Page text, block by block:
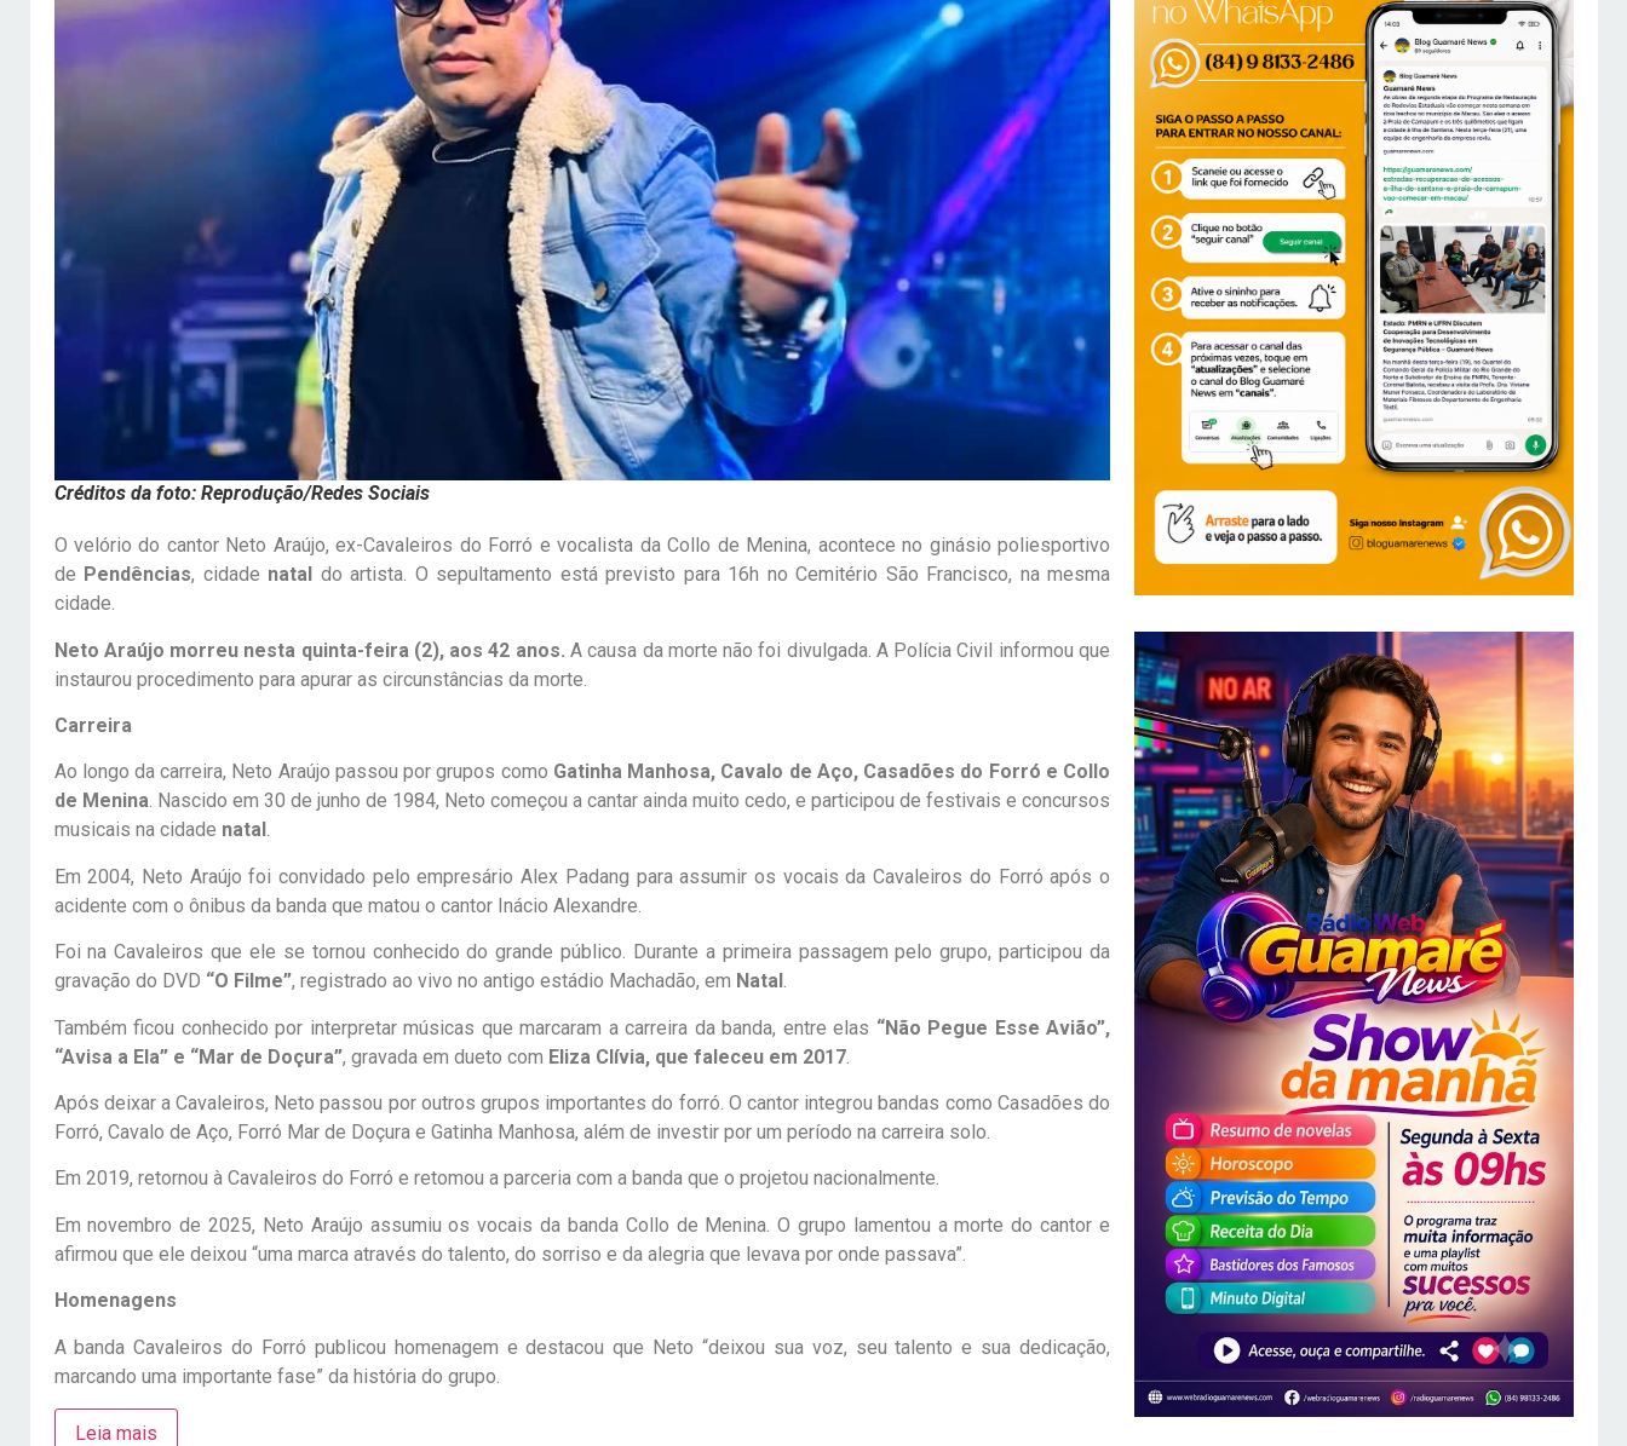
Créditos da foto: Reprodução/Redes Sociais
O velório do cantor Neto Araújo, ex-Cavaleiros do Forró e vocalista da Collo de Menina, acontece no ginásio poliesportivo
de Pendências, cidade natal do artista. O sepultamento está previsto para 16h no Cemitério São Francisco, na mesma
cidade.
Neto Araújo morreu nesta quinta-feira (2), aos 42 anos. A causa da morte não foi divulgada. A Polícia Civil informou que
instaurou procedimento para apurar as circunstâncias da morte.
Carreira
Ao longo da carreira, Neto Araújo passou por grupos como Gatinha Manhosa, Cavalo de Aço, Casadões do Forró e Collo
de Menina. Nascido em 30 de junho de 1984, Neto começou a cantar ainda muito cedo, e participou de festivais e concursos
musicais na cidade natal .
Em 2004, Neto Araújo foi convidado pelo empresário Alex Padang para assumir os vocais da Cavaleiros do Forró após o
acidente com o ônibus da banda que matou o cantor Inácio Alexandre.
Foi na Cavaleiros que ele se tornou conhecido do grande público. Durante a primeira passagem pelo grupo, participou da
gravação do DVD “O Filme”, registrado ao vivo no antigo estádio Machadão, em Natal .
Também ficou conhecido por interpretar músicas que marcaram a carreira da banda, entre elas “Não Pegue Esse Avião”,
“Avisa a Ela” e “Mar de Doçura”, gravada em dueto com Eliza Clívia, que faleceu em 2017.
Após deixar a Cavaleiros, Neto passou por outros grupos importantes do forró. O cantor integrou bandas como Casadões do
Forró, Cavalo de Aço, Forró Mar de Doçura e Gatinha Manhosa, além de investir por um período na carreira solo.
Em 2019, retornou à Cavaleiros do Forró e retomou a parceria com a banda que o projetou nacionalmente.
Em novembro de 2025, Neto Araújo assumiu os vocais da banda Collo de Menina. O grupo lamentou a morte do cantor e
afirmou que ele deixou “uma marca através do talento, do sorriso e da alegria que levava por onde passava”.
Homenagens
A banda Cavaleiros do Forró publicou homenagem e destacou que Neto “deixou sua voz, seu talento e sua dedicação,
marcando uma importante fase” da história do grupo.
Leia mais